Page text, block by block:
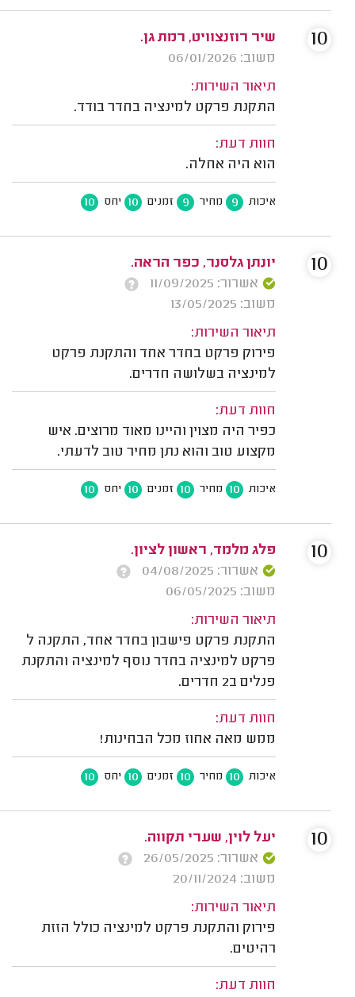
שיר רוזנצוויט, רמת גן.
משוב: 06/01/2026
תיאור השירות:
התקנת פרקט למינציה בחדר בודד.
חוות דעת:
הוא היה אחלה.
איכות 9 מחיר 9 זמנים 10 יחס 10
10
יונתן גלסנר, כפר הראה.
אשרור: 11/09/2025
משוב: 13/05/2025
תיאור השירות:
פירוק פרקט בחדר אחד והתקנת פרקט
למינציה בשלושה חדרים.
חוות דעת:
כפיר היה מצוין והיינו מאוד מרוצים. איש
מקצוע טוב והוא נתן מחיר טוב לדעתי.
איכות 10 מחיר 10 זמנים 10 יחס 10
10
פלג מלמד, ראשון לציון.
אשרור: 04/08/2025
משוב: 06/05/2025
תיאור השירות:
‏התקנת פרקט פישבון בחדר אחד, התקנה ל
פרקט למינציה בחדר נוסף למינציה והתקנת
פנלים ב2 חדרים.
חוות דעת:
ממש מאה אחוז מכל הבחינות!
איכות 10 מחיר 10 זמנים 10 יחס 10
10
יעל לוין, שערי תקווה.
אשרור: 26/05/2025
משוב: 20/11/2024
תיאור השירות:
פירוק והתקנת פרקט למינציה כולל הזזת
רהיטים.
חוות דעת:
10